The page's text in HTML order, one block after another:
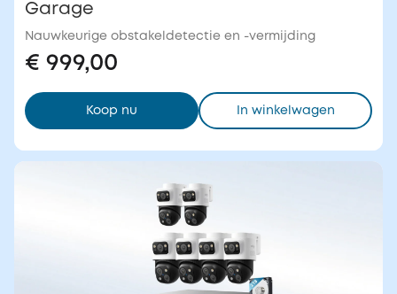
Garage
Nauwkeurige obstakeldetectie en -vermijding
€ 999,00
Koop nu In winkelwagen